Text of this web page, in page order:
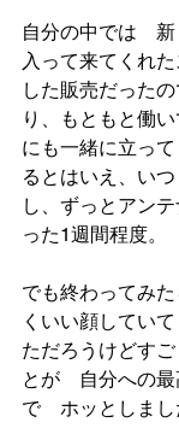
自分の中では　
入って来てくれ
した販売だった
り、もともと働
にも一緒に立っ
るとはいえ、い
し、ずっとアン
った1週間程度。
でも終わってみ
くいい顔してい
ただろうけどす
とが　自分への
で　ホッとしまし